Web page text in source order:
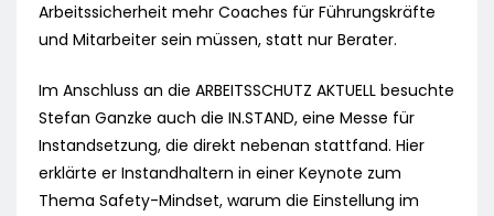
Arbeitssicherheit mehr Coaches für Führungskräfte
und Mitarbeiter sein müssen, statt nur Berater.
Im Anschluss an die ARBEITSSCHUTZ AKTUELL besuchte
Stefan Ganzke auch die IN.STAND, eine Messe für
Instandsetzung, die direkt nebenan stattfand. Hier
erklärte er Instandhaltern in einer Keynote zum
Thema Safety-Mindset, warum die Einstellung im